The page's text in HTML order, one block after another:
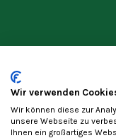
Wir verwenden
Wir können diese zur
unsere Webseite zu
Ihnen ein großartiges